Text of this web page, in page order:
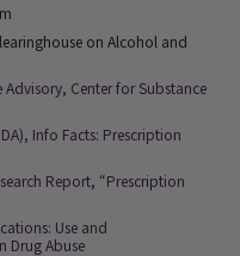
on Alcohol and
Center for Substance
Info Facts: Prescription
Report, “Prescription
Use and
Drug Abuse